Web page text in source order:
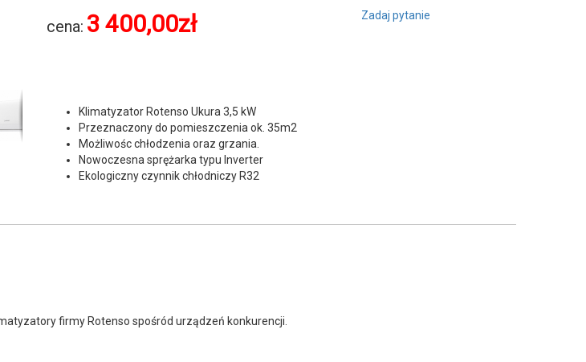
cena: 3 400,00zł Zadaj pytanie
Klimatyzator Rotenso Ukura 3,5 kW
Przeznaczony do pomieszczenia ok. 35m2
Możliwośc chłodzenia oraz grzania.
Nowoczesna sprężarka typu Inverter
Ekologiczny czynnik chłodniczy R32
firmy Rotenso spośród urządzeń konkurencji.